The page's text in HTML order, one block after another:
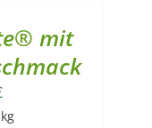
mit
kg